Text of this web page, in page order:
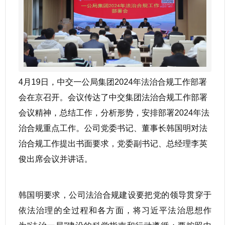
4月19日，中交一公局集团2024年法治合规工作部署
会在京召开。会议传达了中交集团法治合规工作部署
会议精神，总结工作，分析形势，安排部署2024年法
治合规重点工作。公司党委书记、董事长韩国明对法
治合规工作提出书面要求，党委副书记、总经理李英
俊出席会议并讲话。
韩国明要求，公司法治合规建设要把党的领导贯穿于
依法治理的全过程和各方面，将习近平法治思想作